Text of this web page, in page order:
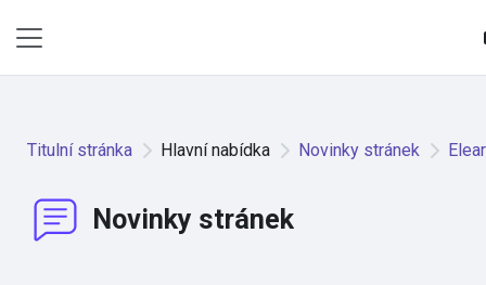
Titulní stránka Hlavní nabídka Novinky stránek
Novinky stránek